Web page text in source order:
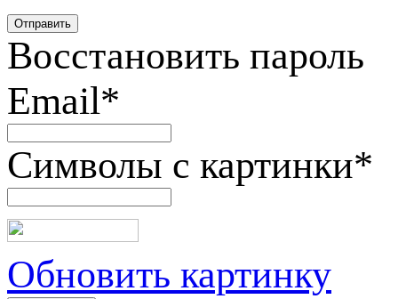
Восстановить пароль
Email*
Символы с картинки*
Обновить картинку